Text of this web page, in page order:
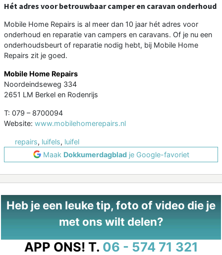
Hét adres voor betrouwbaar camper en caravan onderhoud
Mobile Home Repairs is al meer dan 10 jaar hét adres voor
onderhoud en reparatie van campers en caravans. Of je nu een
onderhoudsbeurt of reparatie nodig hebt, bij Mobile Home
Repairs zit je goed.
Mobile Home Repairs
Noordeindseweg 334
2651 LM Berkel en Rodenrijs
T: 079 – 8700094
Website: www.mobilehomerepairs.nl
repairs, luifels, luifel
Maak Dokkumerdagbladje Google-favoriet
Heb je een leuke tip, foto of video die je
met ons wilt delen?
APP ONS! T. 06 - 574 71 321